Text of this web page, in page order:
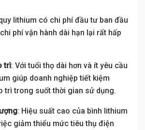
lithium có chi phí đầu tư ban đầu
phí vận hành dài hạn lại rất hấp
trì: Với tuổi thọ dài hơn và ít yêu cầu
giúp doanh nghiệp tiết kiệm
trì trong suốt thời gian sử dụng.
: Hiệu suất cao của bình lithium
giảm thiểu mức tiêu thụ điện